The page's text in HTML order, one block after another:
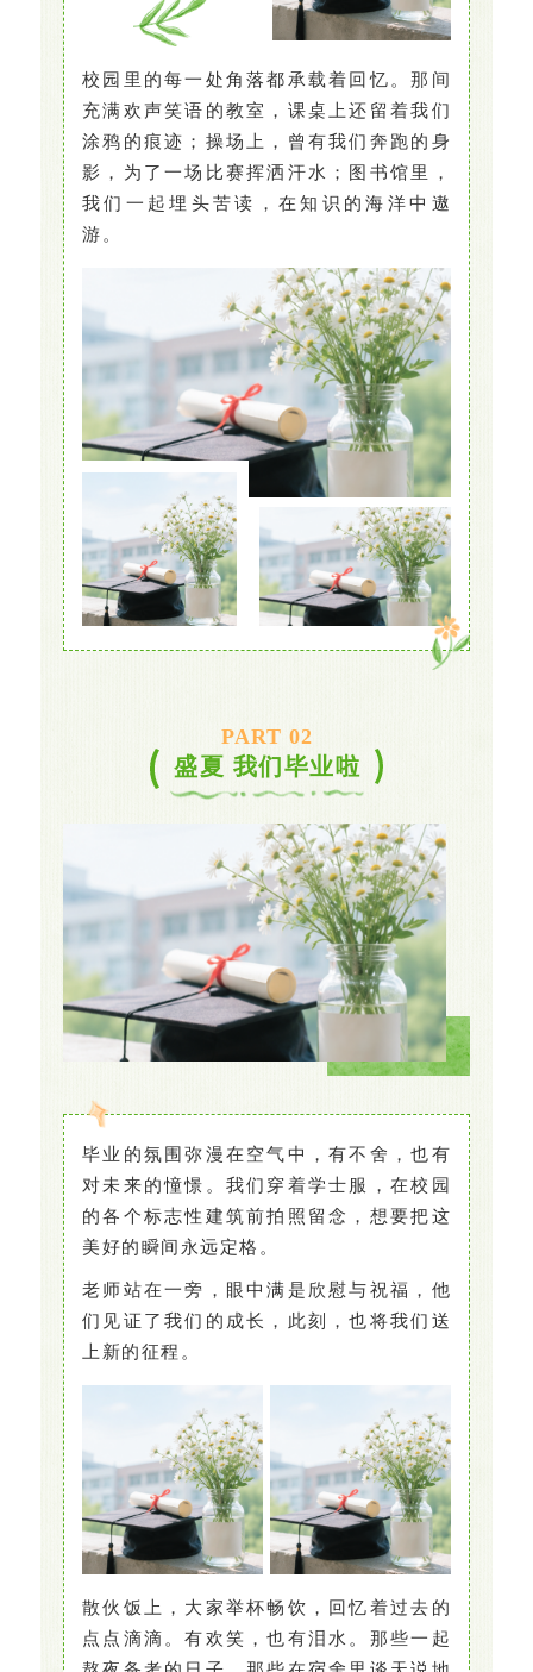
校园里的每一处角落都承载着回忆。那间
充满欢声笑语的教室，课桌上还留着我们
涂鸦的痕迹；操场上，曾有我们奔跑的身
影，为了一场比赛挥洒汗水；图书馆里，
我们一起埋头苦读，在知识的海洋中遨
游。
PART 02
盛夏 我们毕业啦
毕业的氛围弥漫在空气中，有不舍，也有
对未来的憧憬。我们穿着学士服，在校园
的各个标志性建筑前拍照留念，想要把这
美好的瞬间永远定格。
老师站在一旁，眼中满是欣慰与祝福，他
们见证了我们的成长，此刻，也将我们送
上新的征程。
散伙饭上，大家举杯畅饮，回忆着过去的
点点滴滴。有欢笑，也有泪水。那些一起